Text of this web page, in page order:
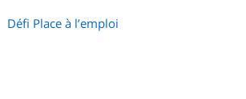
Défi Place à l’emploi